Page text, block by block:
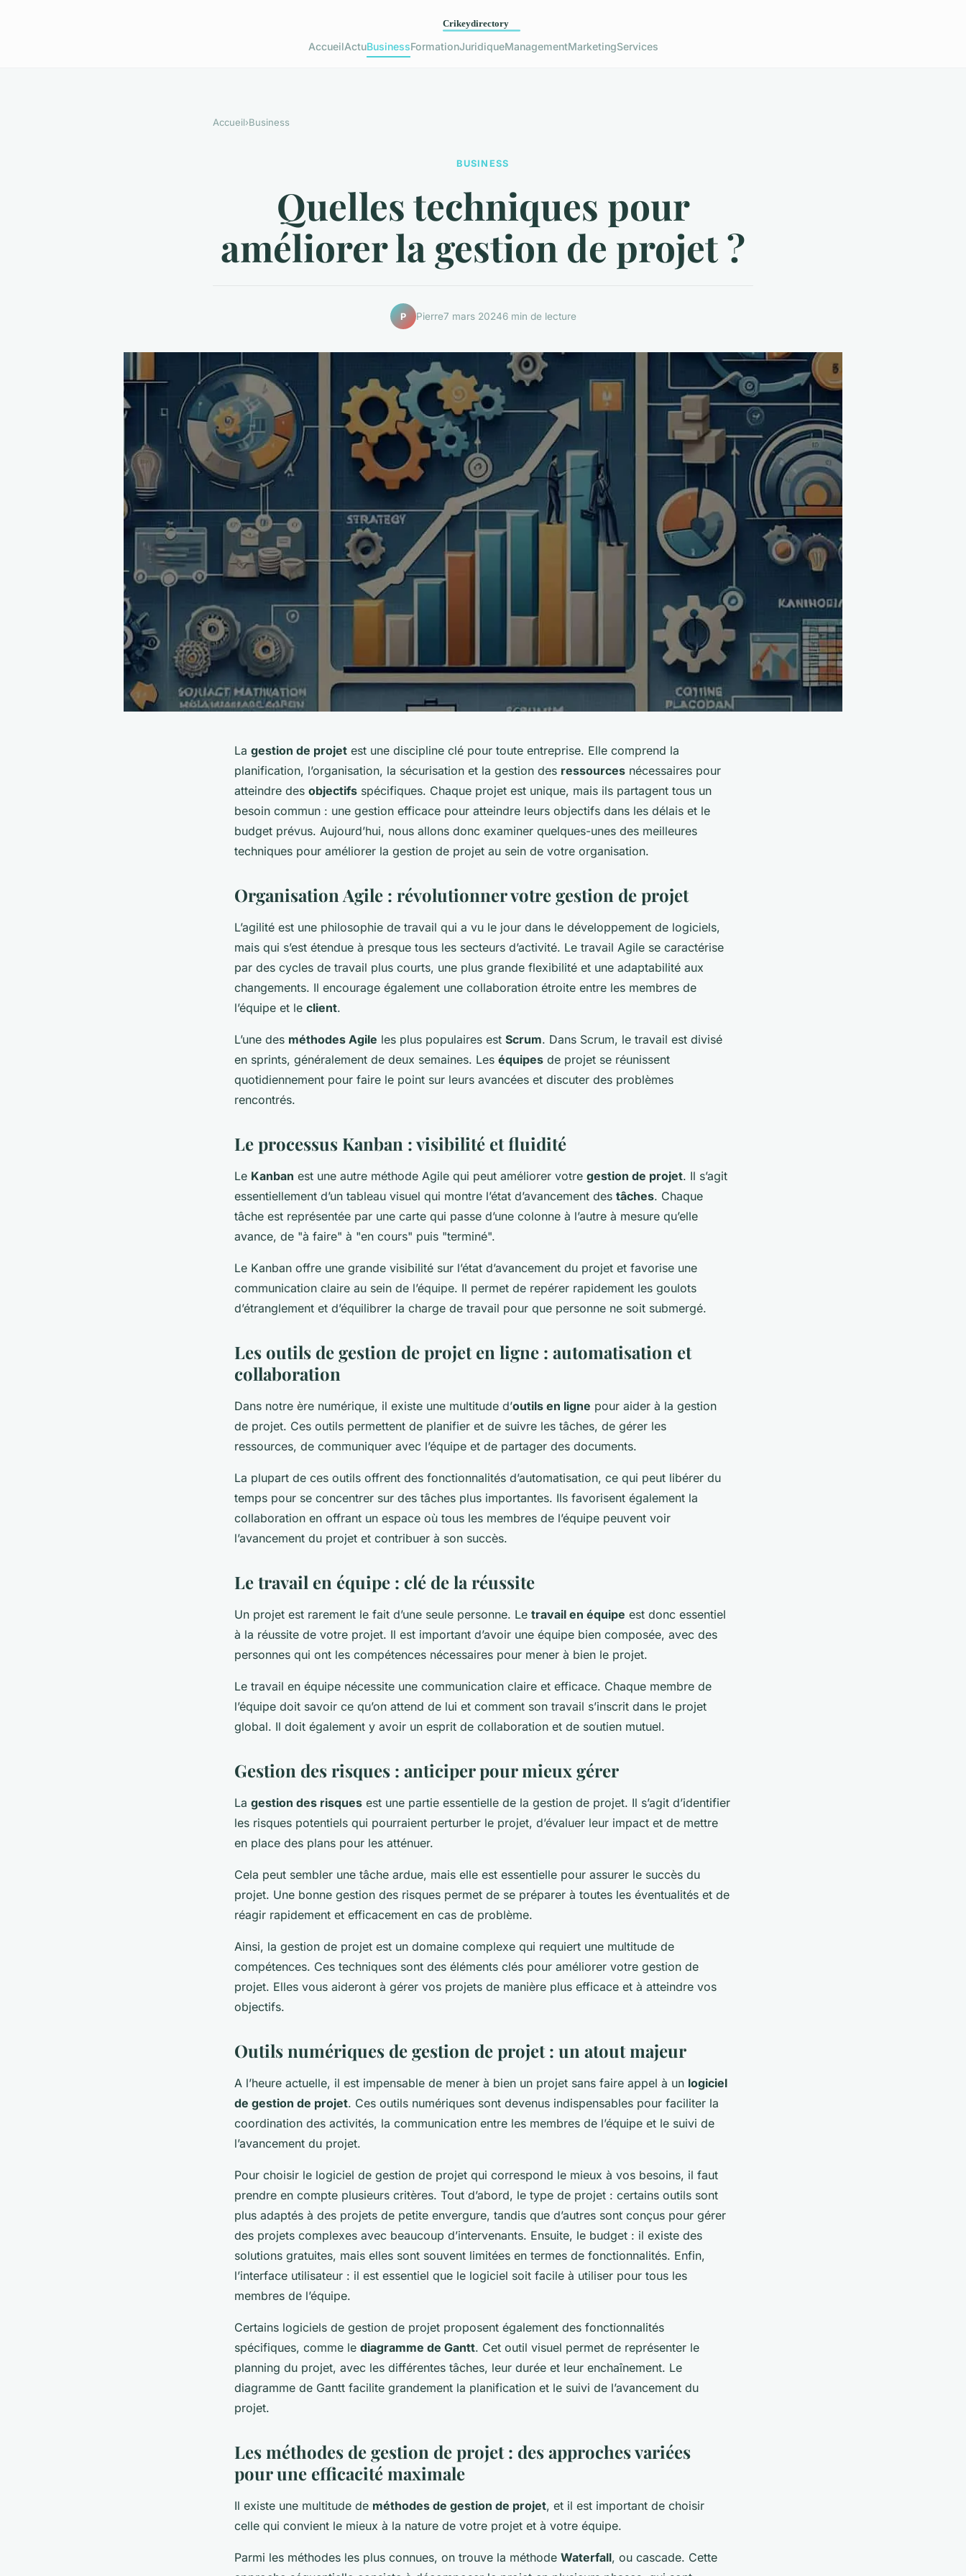
AccueilActuBusinessFormationJuridiqueManagementMarketingServices
Accueil›Business
BUSINESS
Quelles techniques pour
améliorer la gestion de projet ?
P Pierre7 mars 20246 min de lecture
La gestion de projet est une discipline clé pour toute entreprise. Elle comprend la
planification, l’organisation, la sécurisation et la gestion des ressources nécessaires pour
atteindre des objectifs spécifiques. Chaque projet est unique, mais ils partagent tous un
besoin commun : une gestion efficace pour atteindre leurs objectifs dans les délais et le
budget prévus. Aujourd’hui, nous allons donc examiner quelques-unes des meilleures
techniques pour améliorer la gestion de projet au sein de votre organisation.
Organisation Agile : révolutionner votre gestion de projet
L’agilité est une philosophie de travail qui a vu le jour dans le développement de logiciels,
mais qui s’est étendue à presque tous les secteurs d’activité. Le travail Agile se caractérise
par des cycles de travail plus courts, une plus grande flexibilité et une adaptabilité aux
changements. Il encourage également une collaboration étroite entre les membres de
l’équipe et le client.
L’une des méthodes Agile les plus populaires est Scrum. Dans Scrum, le travail est divisé
en sprints, généralement de deux semaines. Les équipes de projet se réunissent
quotidiennement pour faire le point sur leurs avancées et discuter des problèmes
rencontrés.
Le processus Kanban : visibilité et fluidité
Le Kanban est une autre méthode Agile qui peut améliorer votre gestion de projet. Il s’agit
essentiellement d’un tableau visuel qui montre l’état d’avancement des tâches. Chaque
tâche est représentée par une carte qui passe d’une colonne à l’autre à mesure qu’elle
avance, de "à faire" à "en cours" puis "terminé".
Le Kanban offre une grande visibilité sur l’état d’avancement du projet et favorise une
communication claire au sein de l’équipe. Il permet de repérer rapidement les goulots
d’étranglement et d’équilibrer la charge de travail pour que personne ne soit submergé.
Les outils de gestion de projet en ligne : automatisation et
collaboration
Dans notre ère numérique, il existe une multitude d’outils en ligne pour aider à la gestion
de projet. Ces outils permettent de planifier et de suivre les tâches, de gérer les
ressources, de communiquer avec l’équipe et de partager des documents.
La plupart de ces outils offrent des fonctionnalités d’automatisation, ce qui peut libérer du
temps pour se concentrer sur des tâches plus importantes. Ils favorisent également la
collaboration en offrant un espace où tous les membres de l’équipe peuvent voir
l’avancement du projet et contribuer à son succès.
Le travail en équipe : clé de la réussite
Un projet est rarement le fait d’une seule personne. Le travail en équipe est donc essentiel
à la réussite de votre projet. Il est important d’avoir une équipe bien composée, avec des
personnes qui ont les compétences nécessaires pour mener à bien le projet.
Le travail en équipe nécessite une communication claire et efficace. Chaque membre de
l’équipe doit savoir ce qu’on attend de lui et comment son travail s’inscrit dans le projet
global. Il doit également y avoir un esprit de collaboration et de soutien mutuel.
Gestion des risques : anticiper pour mieux gérer
La gestion des risques est une partie essentielle de la gestion de projet. Il s’agit d’identifier
les risques potentiels qui pourraient perturber le projet, d’évaluer leur impact et de mettre
en place des plans pour les atténuer.
Cela peut sembler une tâche ardue, mais elle est essentielle pour assurer le succès du
projet. Une bonne gestion des risques permet de se préparer à toutes les éventualités et de
réagir rapidement et efficacement en cas de problème.
Ainsi, la gestion de projet est un domaine complexe qui requiert une multitude de
compétences. Ces techniques sont des éléments clés pour améliorer votre gestion de
projet. Elles vous aideront à gérer vos projets de manière plus efficace et à atteindre vos
objectifs.
Outils numériques de gestion de projet : un atout majeur
A l’heure actuelle, il est impensable de mener à bien un projet sans faire appel à un logiciel
de gestion de projet. Ces outils numériques sont devenus indispensables pour faciliter la
coordination des activités, la communication entre les membres de l’équipe et le suivi de
l’avancement du projet.
Pour choisir le logiciel de gestion de projet qui correspond le mieux à vos besoins, il faut
prendre en compte plusieurs critères. Tout d’abord, le type de projet : certains outils sont
plus adaptés à des projets de petite envergure, tandis que d’autres sont conçus pour gérer
des projets complexes avec beaucoup d’intervenants. Ensuite, le budget : il existe des
solutions gratuites, mais elles sont souvent limitées en termes de fonctionnalités. Enfin,
l’interface utilisateur : il est essentiel que le logiciel soit facile à utiliser pour tous les
membres de l’équipe.
Certains logiciels de gestion de projet proposent également des fonctionnalités
spécifiques, comme le diagramme de Gantt. Cet outil visuel permet de représenter le
planning du projet, avec les différentes tâches, leur durée et leur enchaînement. Le
diagramme de Gantt facilite grandement la planification et le suivi de l’avancement du
projet.
Les méthodes de gestion de projet : des approches variées
pour une efficacité maximale
Il existe une multitude de méthodes de gestion de projet, et il est important de choisir
celle qui convient le mieux à la nature de votre projet et à votre équipe.
Parmi les méthodes les plus connues, on trouve la méthode Waterfall, ou cascade. Cette